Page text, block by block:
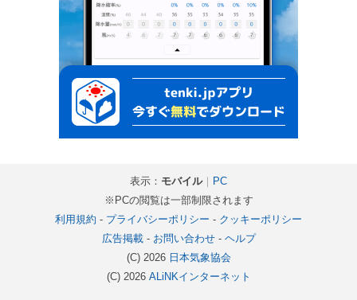
表示： モバイル｜ PC
※PCの閲覧は一部制限されます
利用規約 - プライバシーポリシー - クッキーポリシー
広告掲載- お問い合わせ- ヘルプ
(C) 2026 日本気象協会
(C) 2026 ALiNKインターネット